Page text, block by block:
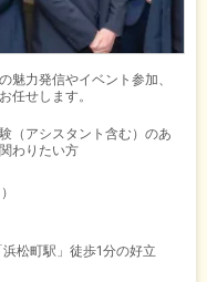
魅力発信やイベント参加、
任せします。
（アシスタント含む）のあ
わりたい方
松町駅」徒歩1分の好立